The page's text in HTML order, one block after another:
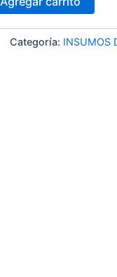
Categoría: INSUMOS